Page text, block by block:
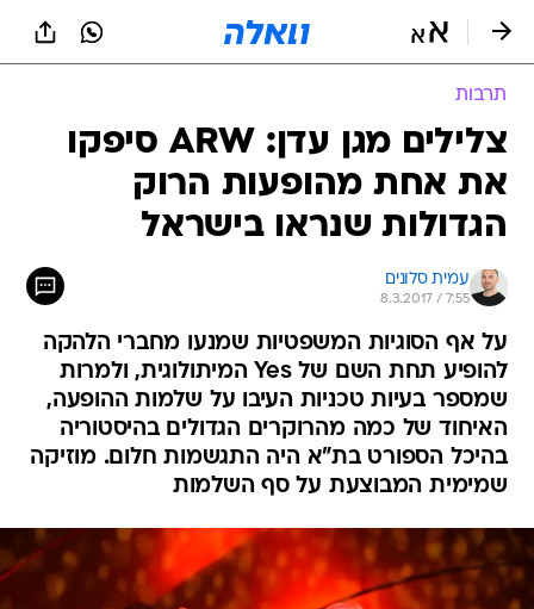
תרבות
צלילים מגן עדן: ARW סיפקו
את אחת מהופעות הרוק
הגדולות שנראו בישראל
עמית סלונים
8.3.2017 / 7:55
על אף הסוגיות המשפטיות שמנעו מחברי הלהקה
להופיע תחת השם של Yes המיתולוגית, ולמרות
שמספר בעיות טכניות העיבו על שלמות ההופעה,
האיחוד של כמה מהרוקרים הגדולים בהיסטוריה
בהיכל הספורט בת"א היה התגשמות חלום. מוזיקה
שמימית המבוצעת על סף השלמות